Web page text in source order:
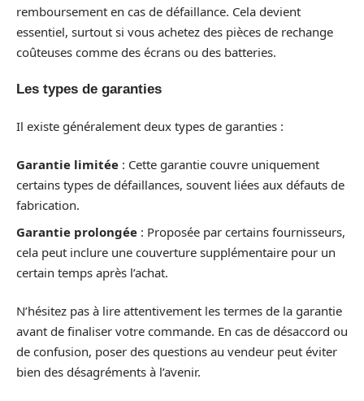
remboursement en cas de défaillance. Cela devient
essentiel, surtout si vous achetez des pièces de rechange
coûteuses comme des écrans ou des batteries.
Les types de garanties
Il existe généralement deux types de garanties :
Garantie limitée : Cette garantie couvre uniquement
certains types de défaillances, souvent liées aux défauts de
fabrication.
Garantie prolongée : Proposée par certains fournisseurs,
cela peut inclure une couverture supplémentaire pour un
certain temps après l’achat.
N’hésitez pas à lire attentivement les termes de la garantie
avant de finaliser votre commande. En cas de désaccord ou
de confusion, poser des questions au vendeur peut éviter
bien des désagréments à l’avenir.